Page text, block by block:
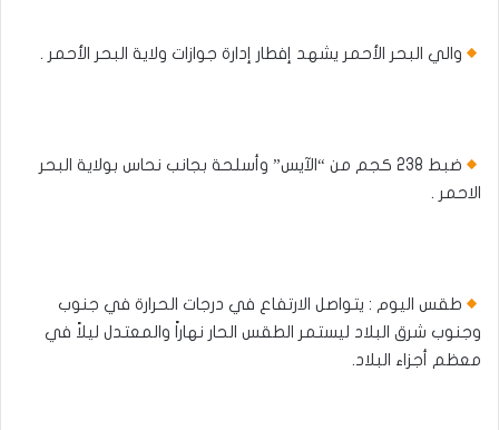
والي البحر الأحمر يشهد إفطار إدارة جوازات ولاية البحر الأحمر .
ضبط 238 كجم من “الآيس” وأسلحة بجانب نحاس بولاية البحر
الاحمر .
طقس اليوم : يتواصل الارتفاع في درجات الحرارة في جنوب
وجنوب شرق البلاد ليستمر الطقس الحار نهاراً والمعتدل ليلاً في
معظم أجزاء البلاد.​